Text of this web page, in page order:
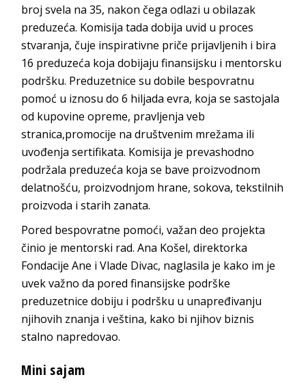
broj svela na 35, nakon čega odlazi u obilazak
preduzeća. Komisija tada dobija uvid u proces
stvaranja, čuje inspirativne priče prijavljenih i bira
16 preduzeća koja dobijaju finansijsku i mentorsku
podršku. Preduzetnice su dobile bespovratnu
pomoć u iznosu do 6 hiljada evra, koja se sastojala
od kupovine opreme, pravljenja veb
stranica,promocije na društvenim mrežama ili
uvođenja sertifikata. Komisija je prevashodno
podržala preduzeća koja se bave proizvodnom
delatnošću, proizvodnjom hrane, sokova, tekstilnih
proizvoda i starih zanata.
Pored bespovratne pomoći, važan deo projekta
činio je mentorski rad. Ana Košel, direktorka
Fondacije Ane i Vlade Divac, naglasila je kako im je
uvek važno da pored finansijske podrške
preduzetnice dobiju i podršku u unapređivanju
njihovih znanja i veština, kako bi njihov biznis
stalno napredovao.
Mini sajam